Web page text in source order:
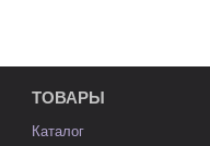
ТОВАРЫ
Каталог